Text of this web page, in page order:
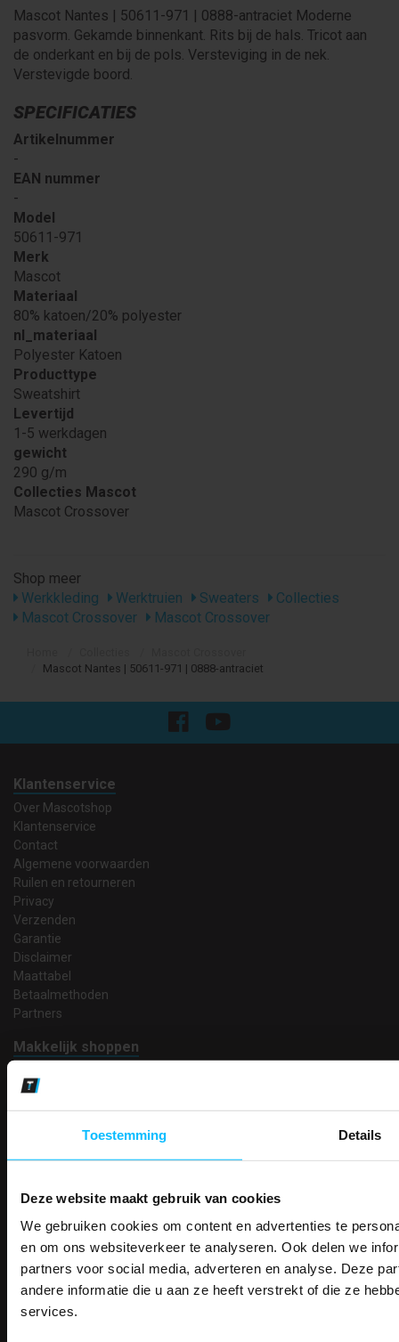
Toestemming Details
Deze website maakt gebruik van cookies
We gebruiken cookies om content en advertenties te
en om ons websiteverkeer te analyseren. Ook delen we
partners voor social media, adverteren en analyse. Deze
andere informatie die u aan ze heeft verstrekt of die ze
services.
Mascot Nantes | 50611-971 | 0888-antraciet Moderne
pasvorm. Gekamde binnenkant. Rits bij de hals. Tricot aan
de onderkant en bij de pols. Versteviging in de nek.
Verstevigde boord.
SPECIFICATIES
Artikelnummer
-
EAN nummer
-
Model
50611-971
Merk
Mascot
Materiaal
80% katoen/20% polyester
nl_materiaal
Polyester Katoen
Producttype
Sweatshirt
Levertijd
1-5 werkdagen
gewicht
290 g/m
Collecties Mascot
Mascot Crossover
Shop meer
Werkkleding
Werktruien Sweaters
Collecties
Mascot Crossover
Mascot Crossover
Mascot Nantes | 50611-971 | 0888-antraciet
Klantenservice
Over Mascotshop
Klantenservice
Contact
Algemene voorwaarden
Ruilen en retourneren
Privacy
Verzenden
Garantie
Disclaimer
Maattabel
Betaalmethoden
Partners
Makkelijk shoppen
Bedruk- en borduurservice
14 Dagen tijd om te herroepen
Betaalwijze
Inschrijven
Contact
TEACO VOF
ONTVANG
KORTING OP
PAK